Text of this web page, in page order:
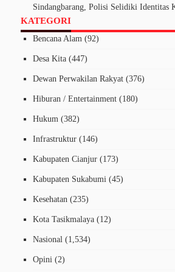
Sindangbarang, Polisi Selidiki Identitas
KATEGORI
Bencana Alam (92)
Desa Kita (447)
Dewan Perwakilan Rakyat (376)
Hiburan / Entertainment (180)
Hukum (382)
Infrastruktur (146)
Kabupaten Cianjur (173)
Kabupaten Sukabumi (45)
Kesehatan (235)
Kota Tasikmalaya (12)
Nasional (1,534)
Opini (2)